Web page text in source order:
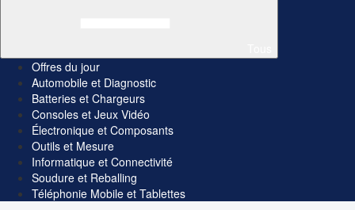
Offres du jour
Automobile et Diagnostic
Batteries et Chargeurs
Consoles et Jeux Vidéo
Électronique et Composants
Outils et Mesure
Informatique et Connectivité
Soudure et Reballing
Téléphonie Mobile et Tablettes